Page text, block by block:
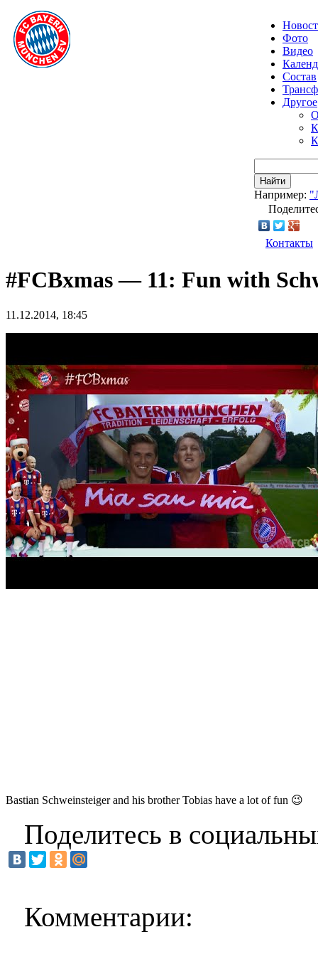
Фото
Видео
Состав
Другое
Найти
Например:
Контакты
#FCBxmas — 11: Fun with
11.12.2014, 18:45
Bastian Schweinsteiger and his brother Tobias have a lot of fun 😉
Поделитесь в
Комментарии: